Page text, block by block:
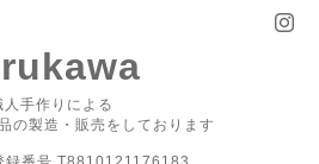
人手作りによる
の製造・販売をしております